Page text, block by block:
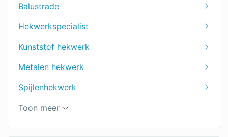
Balustrade
Hekwerkspecialist
Kunststof hekwerk
Metalen hekwerk
Spijlenhekwerk
Sierhekwerk
Houten hekwerk
Toon meer